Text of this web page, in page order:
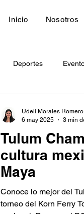
Inicio Nosotros
Deportes
Tulum
cultura
Maya
Conoce lo mejor del
torneo del Korn Ferry
Udelí Morales Romero
6 may 2025
3 min